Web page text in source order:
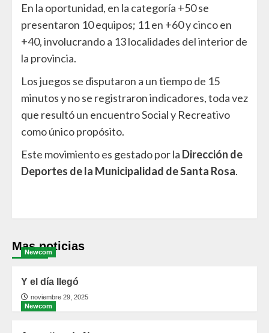
En la oportunidad, en la categoría +50 se
presentaron 10 equipos; 11 en +60 y cinco en
+40, involucrando a 13 localidades del interior de
la provincia.
Los juegos se disputaron a un tiempo de 15
minutos y no se registraron indicadores, toda vez
que resultó un encuentro Social y Recreativo
como único propósito.
Este movimiento es gestado por la Dirección de
Deportes de la Municipalidad de Santa Rosa.
Mas noticias
Newcom
Y el día llegó
noviembre 29, 2025
Newcom